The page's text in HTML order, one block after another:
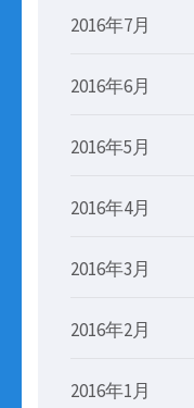
2016年7月
2016年6月
2016年5月
2016年4月
2016年3月
2016年2月
2016年1月